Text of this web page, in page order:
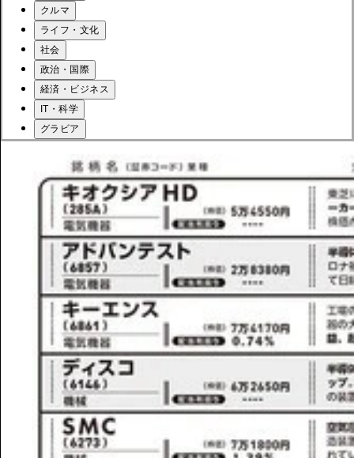
クルマ
ライフ・文化
社会
政治・国際
経済・ビジネス
IT・科学
グラビア